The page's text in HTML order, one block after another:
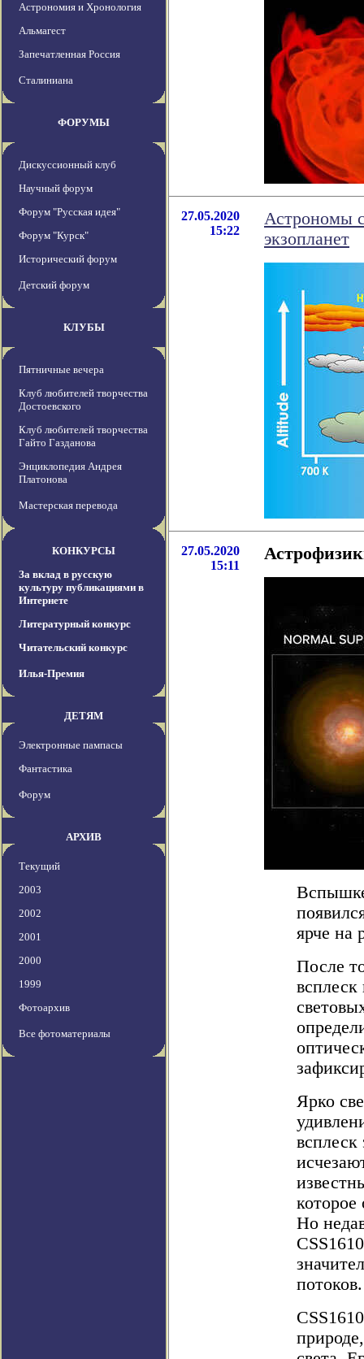
Астрономия и Хронология
Альмагест
Запечатленная Россия
Сталиниана
ФОРУМЫ
Дискуссионный клуб
Научный форум
Форум "Русская идея"
Форум "Курск"
Исторический форум
Детский форум
КЛУБЫ
Пятничные вечера
Клуб любителей творчества
Достоевского
Клуб любителей творчества
Гайто Газданова
Энциклопедия Андрея
Платонова
Мастерская перевода
КОНКУРСЫ
За вклад в русскую
культуру публикациями в
Интернете
Литературный конкурс
Читательский конкурс
Илья-Премия
ДЕТЯМ
Электронные пампасы
Фантастика
Форум
АРХИВ
Текущий
2003
2002
2001
2000
1999
Фотоархив
Все фотоматериалы
27.05.2020
15:22
Астрономы
экзопланет
27.05.2020
15:11
ярче на
После
Ярко
всплеск
Но
потоков.